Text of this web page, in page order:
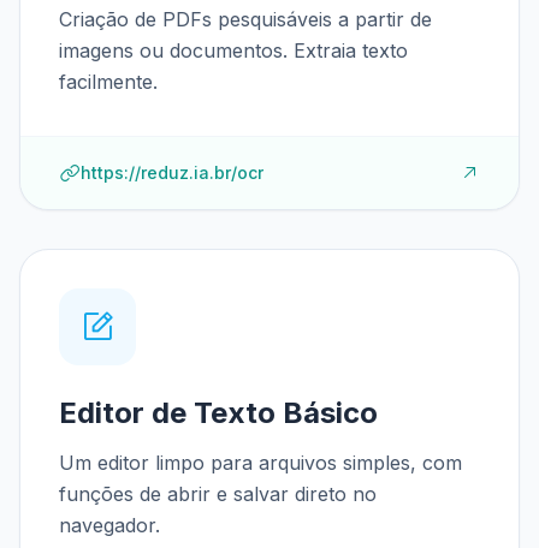
Criação de PDFs pesquisáveis a partir de
imagens ou documentos. Extraia texto
facilmente.
https://reduz.ia.br/ocr
Editor de Texto Básico
Um editor limpo para arquivos simples, com
funções de abrir e salvar direto no
navegador.